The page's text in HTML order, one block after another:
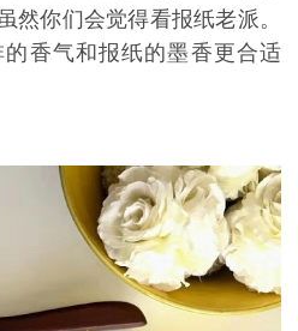
然你们会觉得看报纸老派。
香气和报纸的墨香更合适